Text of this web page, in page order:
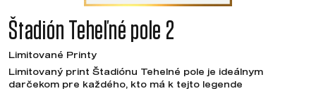
Štadión Teheľné pole 2
Limitované Printy
Limitovaný print Štadiónu Tehelné pole je ideálnym
darčekom pre každého, kto má k tejto legende